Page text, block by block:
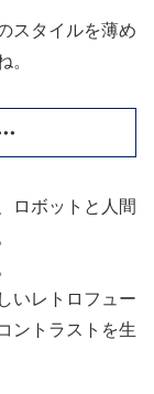
スタイルを薄め
。
ロボットと人間
いレトロフュー
ントラストを生